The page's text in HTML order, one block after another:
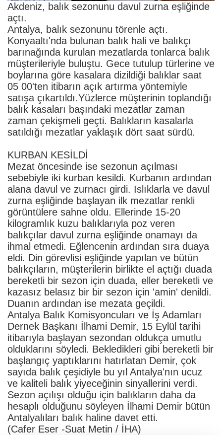
Akdeniz, balık sezonunu davul zurna eşliğinde
açtı.
Antalya, balık sezonunu törenle açtı.
Konyaaltı'nda bulunan balık hali ve balıkçı
barınağında kurulan mezatlarda tonlarca balık
müşterileriyle buluştu. Gece tutulup türlerine ve
boylarına göre kasalara dizildiği balıklar saat
05 00'ten itibarın açık artırma yöntemiyle
satışa çıkartıldı.Yüzlerce müşterinin toplandığı
balık kasaları başındaki mezatlar zaman
zaman çekişmeli geçti. Balıkların kasalarla
satıldığı mezatlar yaklaşık dört saat sürdü.
KURBAN KESİLDİ
Mezat öncesinde ise sezonun açılması
sebebiyle iki kurban kesildi. Kurbanın ardından
alana davul ve zurnacı girdi. Islıklarla ve davul
zurna eşliğinde başlayan ilk mezatlar renkli
görüntülere sahne oldu. Ellerinde 15-20
kilogramlık kuzu balıklarıyla poz veren
balıkçılar davul zurna eşliğinde onamayı da
ihmal etmedi. Eğlencenin ardından sıra duaya
eldi. Din görevlisi eşliğinde yapılan ve bütün
balıkçıların, müşterilerin birlikte el açtığı duada
bereketli bir sezon için duada, eller bereketli ve
kazasız belasız bir bir sezon için 'amin' denildi.
Duanın ardından ise mezata geçildi.
Antalya Balık Komisyoncuları ve İş Adamları
Dernek Başkanı İlhami Demir, 15 Eylül tarihi
itibarıyla başlayan sezondan oldukça umutlu
olduklarını söyledi. Bekledikleri gibi bereketli bir
başlangıç yaptıklarını hatırlatan Demir, çok
sayıda balık çeşidiyle bu yıl Antalya'nın ucuz
ve kaliteli balık yiyeceğinin sinyallerini verdi.
Sezon açılışı olduğu için balıkların daha da
hesaplı olduğunu söyleyen İlhami Demir bütün
Antalyalıları balık haline davet etti.
(Cafer Eser -Suat Metin / İHA)